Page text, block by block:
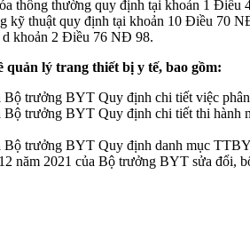
thông thường quy định tại khoản 1 Điều
kỹ thuật quy định tại khoản 10 Điều 70
d khoản 2 Điều 76 NĐ 98.
quản lý trang thiết bị y tế, bao gồm:
Bộ trưởng BYT Quy định chi tiết việc
trưởng BYT Quy định chi tiết thi
trưởng BYT Quy định danh mục
2021 của Bộ trưởng BYT sửa đổi,